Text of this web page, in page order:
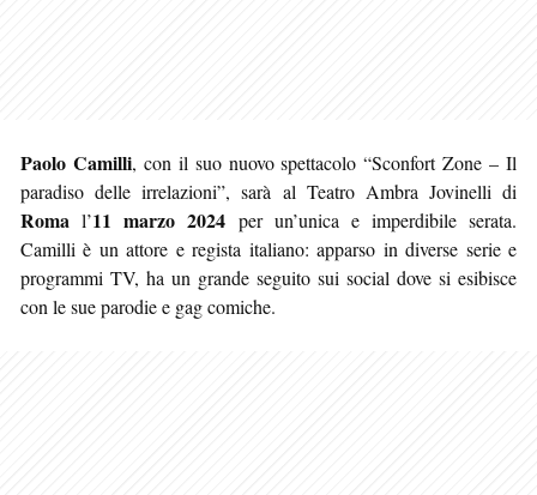
Paolo Camilli, con il suo nuovo spettacolo “Sconfort Zone – Il
paradiso delle irrelazioni”, sarà al Teatro Ambra Jovinelli di
Roma l’11 marzo 2024 per un’unica e imperdibile serata.
Camilli è un attore e regista italiano: apparso in diverse serie e
programmi TV, ha un grande seguito sui social dove si esibisce
con le sue parodie e gag comiche.